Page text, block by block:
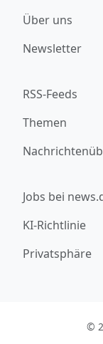
Über uns
Newsletter
RSS-Feeds
Themen
Jobs bei
KI-Richtlinie
Privatsphäre
©